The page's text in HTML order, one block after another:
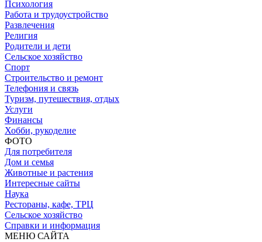
Психология
Работа и трудоустройство
Развлечения
Религия
Родители и дети
Сельское хозяйство
Спорт
Строительство и ремонт
Телефония и связь
Туризм, путешествия, отдых
Услуги
Финансы
Хобби, рукоделие
ФОТО
Для потребителя
Дом и семья
Животные и растения
Интересные сайты
Наука
Рестораны, кафе, ТРЦ
Сельское хозяйство
Справки и информация
МЕНЮ САЙТА